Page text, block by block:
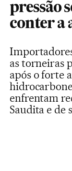
pressão
conter a
as torneiras
após o forte
enfrentam
Saudita e de